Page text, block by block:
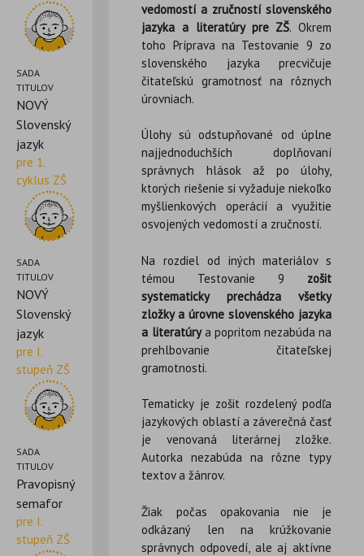
SADA
TITULOV
NOVÝ
Slovenský
jazyk
pre 1.
cyklus ZŠ
SADA
TITULOV
NOVÝ
Slovenský
jazyk
pre I.
stupeň ZŠ
SADA
TITULOV
Pravopisný
semafor
pre I.
stupeň ZŠ
vedomostí a zručností slovenského
jazyka a literatúry pre ZŠ. Okrem
toho Príprava na Testovanie 9 zo
slovenského jazyka precvičuje
čitateľskú gramotnosť na rôznych
úrovniach.
Úlohy sú odstupňované od úplne
najjednoduchších doplňovaní
správnych hlások až po úlohy,
ktorých riešenie si vyžaduje niekoľko
myšlienkových operácií a využitie
osvojených vedomostí a zručností.
Na rozdiel od iných materiálov s
témou Testovanie 9 zošit
systematicky prechádza všetky
zložky a úrovne slovenského jazyka
a literatúrya popritom nezabúda na
prehlbovanie čitateľskej
gramotnosti.
Tematicky je zošit rozdelený podľa
jazykových oblastí a záverečná časť
je venovaná literárnej zložke.
Autorka nezabúda na rôzne typy
textov a žánrov.
Žiak počas opakovania nie je
odkázaný len na krúžkovanie
správnych odpovedí, ale aj aktívne